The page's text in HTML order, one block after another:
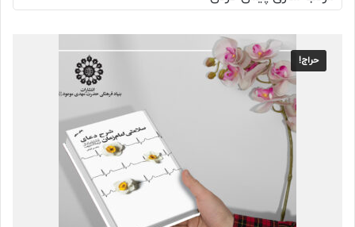
حراج!